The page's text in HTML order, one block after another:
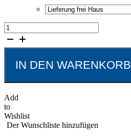
Boxspringbett
Carolina
Menge
IN DEN WARENKORB
Add
to
Wishlist
Der Wunschliste hinzufügen